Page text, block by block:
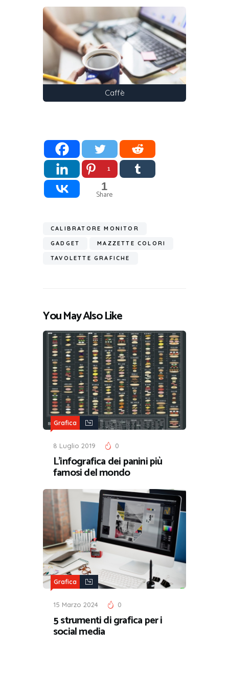
Caffè
1
1
Share
CALIBRATORE MONITOR
GADGET MAZZETTE COLORI
TAVOLETTE GRAFICHE
You May Also Like
Grafica
8 Luglio 2019 0
L’infografica dei panini più
famosi del mondo
Grafica
15 Marzo 2024 0
5 strumenti di grafica per i
social media